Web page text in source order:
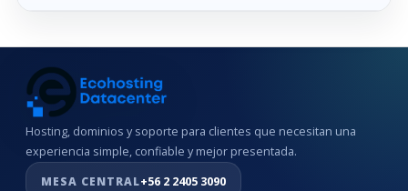
Hosting, dominios y soporte para clientes que necesitan una
experiencia simple, confiable y mejor presentada.
MESA CENTRAL+56 2 2405 3090